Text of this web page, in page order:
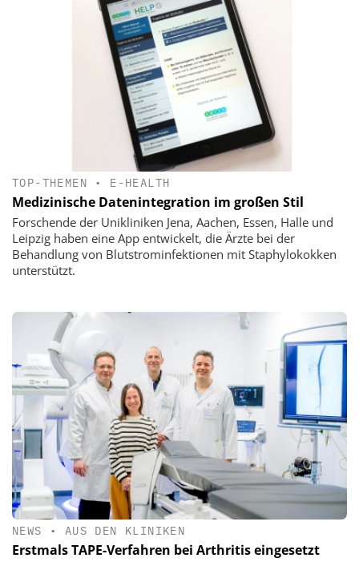
TOP-THEMEN • E-HEALTH
Medizinische Datenintegration im großen Stil
Forschende der Unikliniken Jena, Aachen, Essen, Halle und
Leipzig haben eine App entwickelt, die Ärzte bei der
Behandlung von Blutstrominfektionen mit Staphylokokken
unterstützt.
NEWS • AUS DEN KLINIKEN
Erstmals TAPE-Verfahren bei Arthritis eingesetzt